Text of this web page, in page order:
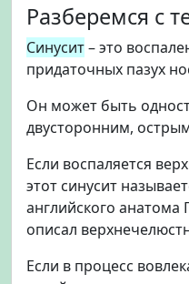
Разберемся с
Синусит– это
придаточных пазух
Он может быть
двусторонним,
Если воспаляется
этот синусит
английского
описал
Если в процесс